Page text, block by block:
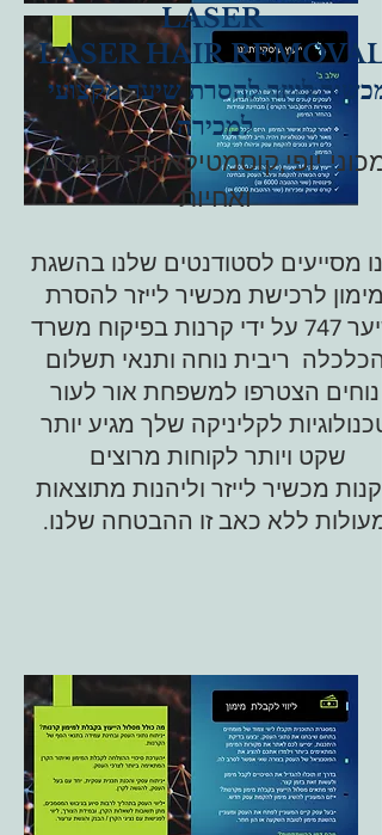
LASER
LASER HAIR REMOVAL
למכירה
.למכוני יופי,קוסמטיקאיות, רופאים
ואחיות
מסייעים לסטודנטים שלנו בהשגת
מימון לרכישת מכשיר לייזר להסרת
שיער 747 על ידי קרנות בפיקוח משרד
הכלכלה ריבית נוחה ותנאי תשלום
נוחים הצטרפו למשפחת אור לעור
טכנולוגיות לקליניקה שלך מגיע יותר
שקט ויותר לקוחות מרוצים
לקנות מכשיר לייזר וליהנות מתוצאות
מעולות ללא כאב זו ההבטחה שלנו.